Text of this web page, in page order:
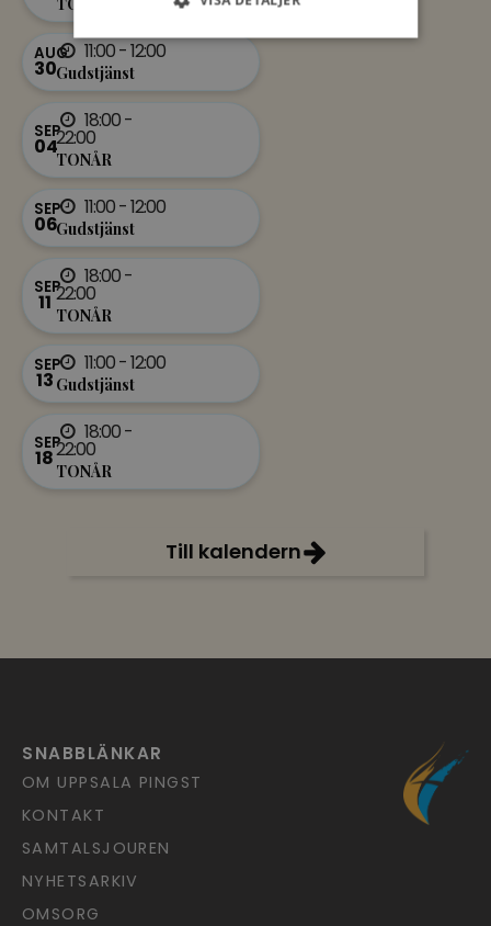
AUG
30Gudstjänst
11:00 - 12:00
SEP
04
TONÅR
18:00 -
22:00
SEP
06Gudstjänst
11:00 - 12:00
SEP
11
TONÅR
18:00 -
22:00
SEP
13 Gudstjänst
11:00 - 12:00
SEP
18
TONÅR
18:00 -
22:00
Till kalendern
SNABBLÄNKAR
OM UPPSALA PINGST
KONTAKT
SAMTALSJOUREN
NYHETSARKIV
OMSORG